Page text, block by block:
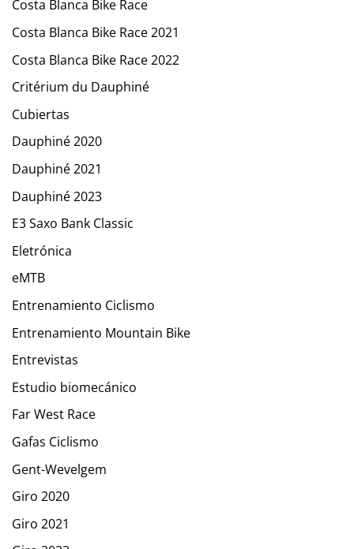
Costa Blanca Bike Race
Costa Blanca Bike Race 2021
Costa Blanca Bike Race 2022
Critérium du Dauphiné
Cubiertas
Dauphiné 2020
Dauphiné 2021
Dauphiné 2023
E3 Saxo Bank Classic
Eletrónica
eMTB
Entrenamiento Ciclismo
Entrenamiento Mountain Bike
Entrevistas
Estudio biomecánico
Far West Race
Gafas Ciclismo
Gent-Wevelgem
Giro 2020
Giro 2021